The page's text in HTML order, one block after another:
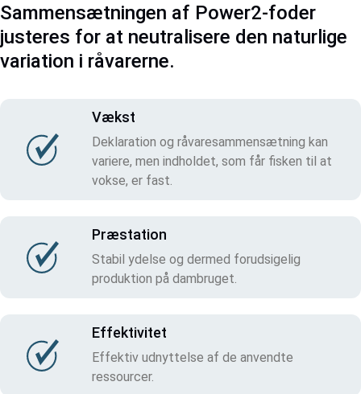
Sammensætningen af Power2-foder
justeres for at neutralisere den naturlige
variation i råvarerne.
Vækst
Deklaration og råvaresammensætning kan
variere, men indholdet, som får fisken til at
vokse, er fast.
Præstation
Stabil ydelse og dermed forudsigelig
produktion på dambruget.
Effektivitet
Effektiv udnyttelse af de anvendte
ressourcer.